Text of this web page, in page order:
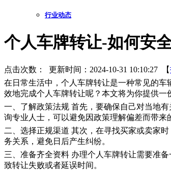
行业动态
个人车牌转让-如何安
点击次数： 更新时间：2024-10-31 10:10:27 【
在日常生活中，个人车牌转让是一种常见的
效地完成个人车牌转让呢？本文将为你提供一
一、了解政策法规 首先，要确保自己对当地
询专业人士，可以避免因政策理解偏差而带来
二、选择正规渠道 其次，在寻找买家或卖家
务关系，避免日后产生纠纷。
三、准备齐全资料 办理个人车牌转让需要准
致转让失败或者延误时间。